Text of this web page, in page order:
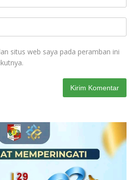
situs web saya pada peramban ini